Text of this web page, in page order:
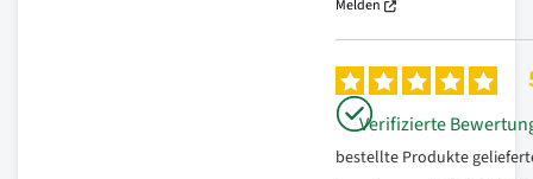
Melden
Verifizierte
bestellte Produkte